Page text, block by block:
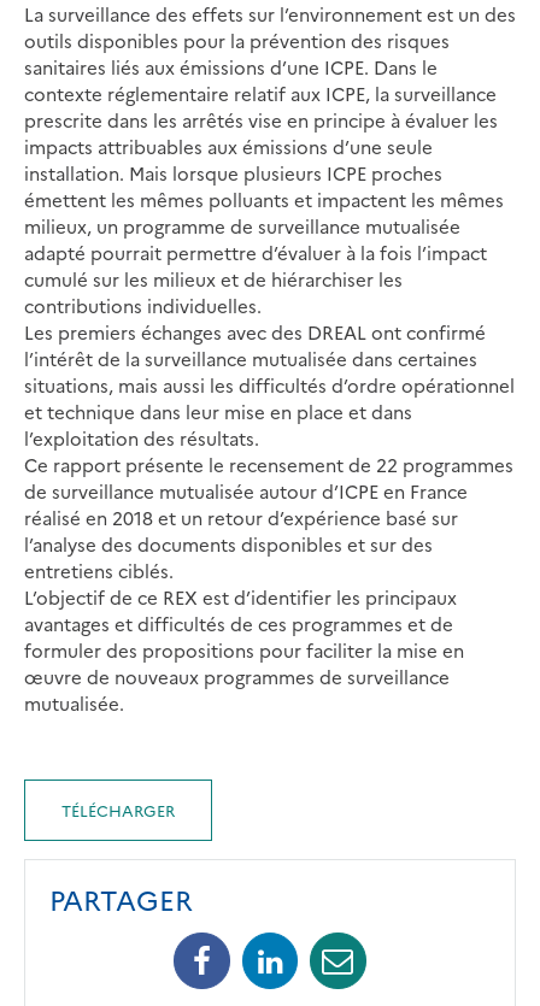
La surveillance des effets sur l’environnement est un des
outils disponibles pour la prévention des risques
sanitaires liés aux émissions d’une ICPE. Dans le
contexte réglementaire relatif aux ICPE, la surveillance
prescrite dans les arrêtés vise en principe à évaluer les
impacts attribuables aux émissions d’une seule
installation. Mais lorsque plusieurs ICPE proches
émettent les mêmes polluants et impactent les mêmes
milieux, un programme de surveillance mutualisée
adapté pourrait permettre d’évaluer à la fois l’impact
cumulé sur les milieux et de hiérarchiser les
contributions individuelles.
Les premiers échanges avec des DREAL ont confirmé
l’intérêt de la surveillance mutualisée dans certaines
situations, mais aussi les difficultés d’ordre opérationnel
et technique dans leur mise en place et dans
l’exploitation des résultats.
Ce rapport présente le recensement de 22 programmes
de surveillance mutualisée autour d’ICPE en France
réalisé en 2018 et un retour d’expérience basé sur
l’analyse des documents disponibles et sur des
entretiens ciblés.
L’objectif de ce REX est d’identifier les principaux
avantages et difficultés de ces programmes et de
formuler des propositions pour faciliter la mise en
œuvre de nouveaux programmes de surveillance
mutualisée.
TÉLÉCHARGER
PARTAGER
Facebook
(opens
Linkedin
(opens
Mail
(opens